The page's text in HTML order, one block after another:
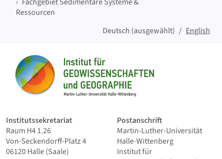
Ressourcen
Deutsch (ausgewählt)
English
Startseite
Institutssekretariat
Raum H4 1.26
Von-Seckendorff-Platz 4
06120 Halle (Saale)
Postanschrift
Martin-Luther-Universität
Halle-Wittenberg
Institut für